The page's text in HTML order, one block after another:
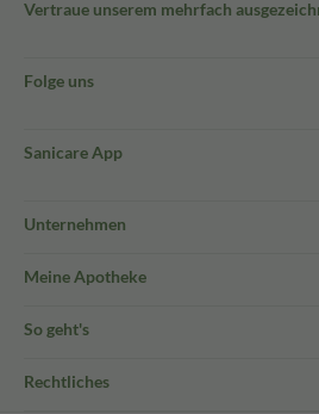
Vertraue unserem mehrfach
Folge uns
Sanicare App
Unternehmen
Meine Apotheke
So geht's
Rechtliches